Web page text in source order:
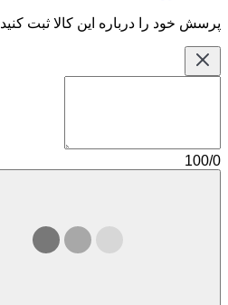
پرسش خود را درباره این کالا ثبت کنید
100/0